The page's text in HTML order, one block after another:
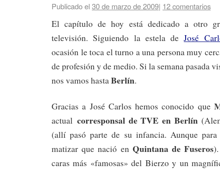
Publicado el30 de marzo de 2009| 12 comentarios
El capítulo de hoy está dedicado a otro
televisión. Siguiendo la estela deJosé
ocasión le toca el turno a una persona muy
de profesión y de medio. Si la semana pasada
nos vamos hastaBerlín.
Gracias a José Carlos hemos conocido que
actual corresponsal de TVE en Berlín
(allí pasó parte de su infancia. Aunque para
matizar que nació en Quintana de Fuseros
caras más «famosas» del Bierzo y un